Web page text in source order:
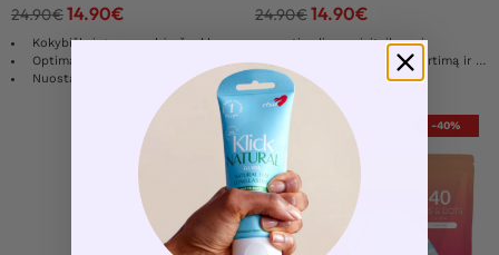
24.90€14.90€
Kokybiškai geras prekės ženklas
Optimaliam prisitaikymui ir paaštrintam jausmui
Nuostabi patirtis abiem
24.90€14.90€
optimaliam prisitaikymui
Suteikia optimalų odos artimą ir patogų jausmą
Nuostabi patirtis abiem
LOVE DEAL
-40%